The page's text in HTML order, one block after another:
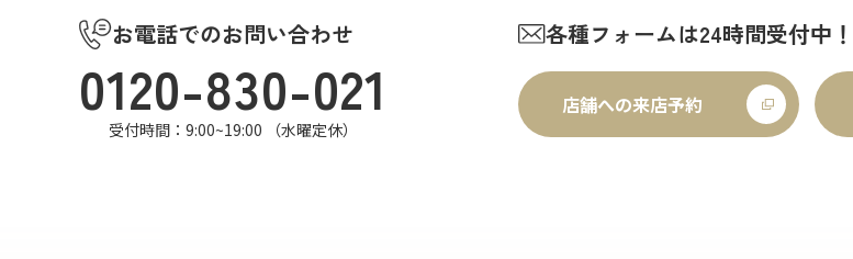
お電話でのお問い合わせ
0120-830-021
受付時間：9:00~19:00 （水曜定休）
各種フォームは24時間受付中！
店舗への来店予約